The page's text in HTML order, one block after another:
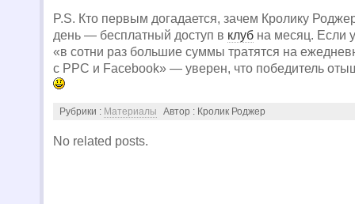
P.S. Кто первым догадается, зачем Кролику
день — бесплатный доступ в клуб на месяц. Если
«в сотни раз большие суммы тратятся на
с PPC и Facebook» — уверен, что победитель
Рубрики : Материалы Автор : Кролик Роджер
No related posts.